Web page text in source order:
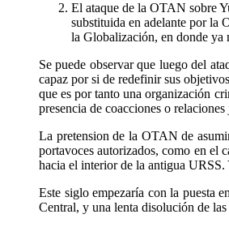
El ataque de la OTAN sobre
substituida en adelante por la
la Globalización, en donde ya
Se puede observar que luego del
capaz por si de redefinir sus
que es por tanto una organización
presencia de coacciones o
La pretension de la OTAN de
portavoces autorizados, como en el
hacia el interior de la antigua
Este siglo empezaría con la puesta
Central, y una lenta disolución de